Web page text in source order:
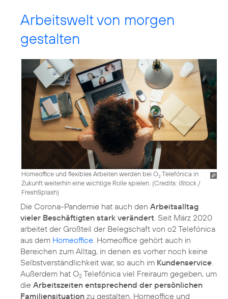
Arbeitswelt von morgen
gestalten
Homeoffice und flexibles Arbeiten werden bei O2Telefónica in
Zukunft weiterhin eine wichtige Rolle spielen. (Credits: iStock /
FreshSplash)
Die Corona-Pandemie hat auch den Arbeitsalltag
vieler Beschäftigten stark verändert. Seit März 2020
arbeitet der Großteil der Belegschaft von o2 Telefónica
aus dem Homeoffice. Homeoffice gehört auch in
Bereichen zum Alltag, in denen es vorher noch keine
Selbstverständlichkeit war, so auch im Kundenservice.
Außerdem hat O2 Telefónica viel Freiraum gegeben, um
die Arbeitszeiten entsprechend der persönlichen
Familiensituation zu gestalten. Homeoffice und